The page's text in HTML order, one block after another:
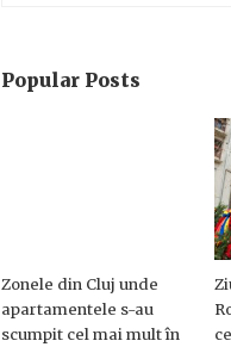
Popular Posts
Zonele din Cluj unde
apartamentele s-au
scumpit cel mai mult în